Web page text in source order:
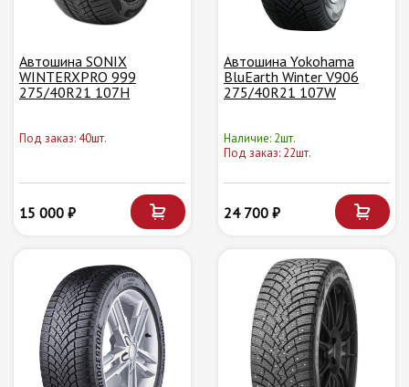
Автошина SONIX
WINTERXPRO 999
275/40R21 107H
Под заказ: 40шт.
15 000 ₽
Автошина Yokohama
BluEarth Winter V906
275/40R21 107W
Наличие: 2шт.
Под заказ: 22шт.
24 700 ₽